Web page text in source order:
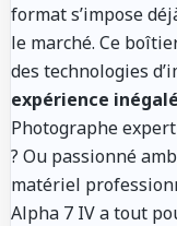
format s’impose
le marché. Ce
des technologies
expérience
Photographe
? Ou passionné
matériel
Alpha 7 IV a tout